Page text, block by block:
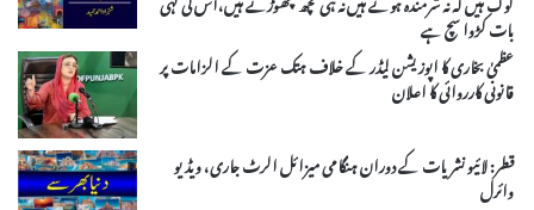
بات کڑوا سچ ہے
عظمیٰ بخاری کا اپوزیشن لیڈر کے خلاف ہتک عزت کے الزامات پر
قانونی کارروائی کا اعلان
قطر: لائیو نشریات کے دوران ہنگامی میزائل الرٹ جاری، ویڈیو
وائرل